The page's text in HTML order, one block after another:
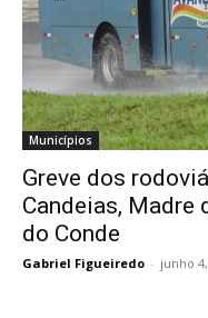
Municípios
Greve dos
Candeias, Madre
do Conde
Gabriel Figueiredo - junho